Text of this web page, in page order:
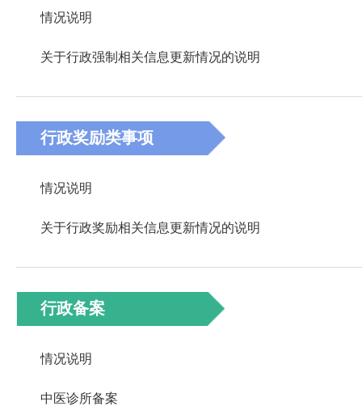
情况说明
关于行政强制相关信息更新情况的说明
行政奖励类事项
情况说明
关于行政奖励相关信息更新情况的说明
行政备案
情况说明
中医诊所备案